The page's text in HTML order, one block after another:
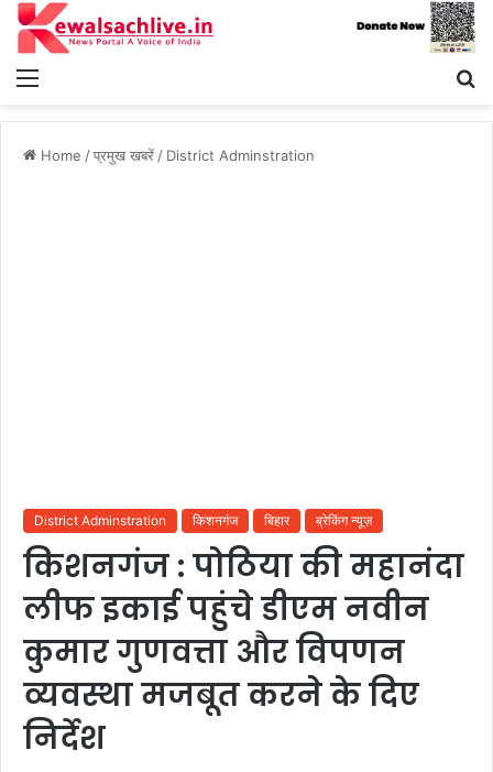
Menu
Home /प्रमुख खबरें/ District Adminstration
District Adminstration किशनगंज बिहार ब्रेकिंग न्यूज़
किशनगंज : पोठिया की महानंदा
लीफ इकाई पहुंचे डीएम नवीन
कुमार गुणवत्ता और विपणन
व्यवस्था मजबूत करने के दिए
निर्देश